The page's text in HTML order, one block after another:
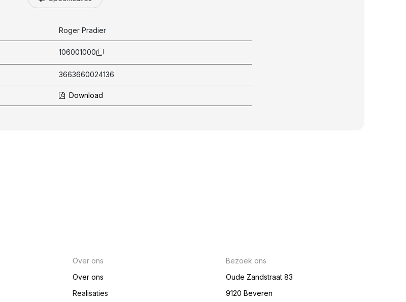
Roger Pradier
106001000
3663660024136
Download
Over ons
Over ons
Realisaties
Bezoek ons
Oude Zandstraat 83
9120 Beveren